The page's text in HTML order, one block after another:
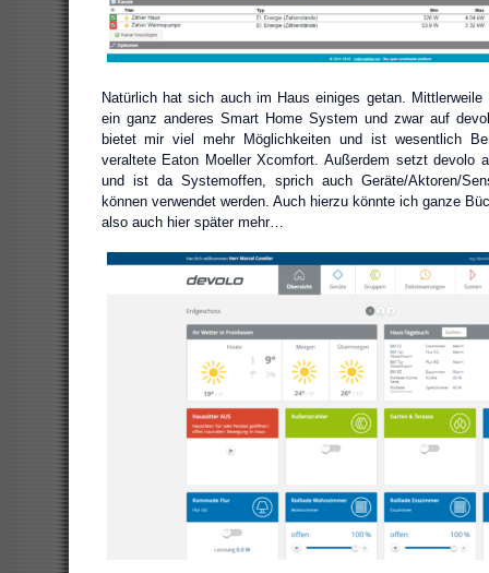
Natürlich hat sich auch im Haus einiges getan.
ein ganz anderes Smart Home System und zwar auf
bietet mir viel mehr Möglichkeiten und ist wesentlich
veraltete Eaton Moeller Xcomfort. Außerdem setzt devolo
und ist da Systemoffen, sprich auch Geräte/Aktoren/
können verwendet werden. Auch hierzu könnte ich ganze
also auch hier später mehr…